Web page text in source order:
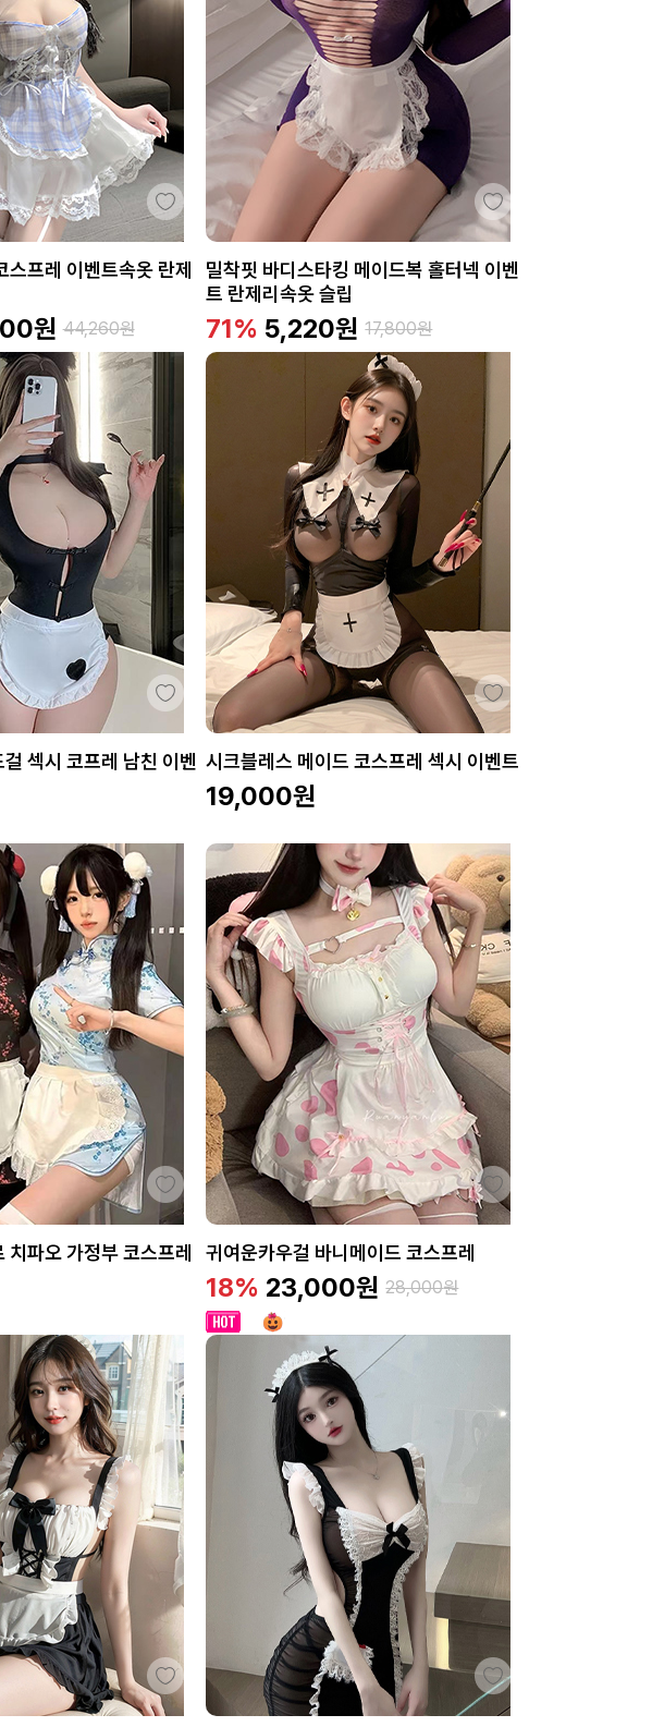
스프레 이벤트속옷 란제
원 44,260원
밀착핏 바디스타킹 메이드복 홀터넥 이벤
트 란제리속옷 슬립
71% 5,220원 17,800원
섹시 코프레 남친 이벤 시크블레스 메이드 코스프레 섹시 이벤트
19,000원
치파오 가정부 코스프레 귀여운카우걸 바니메이드 코스프레
18% 23,000원 28,000원